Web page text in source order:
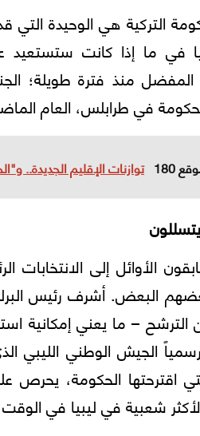
التركية هي الوحيدة التي
في ما إذا كانت ستستعيد
منذ فترة طويلة؛
في طرابلس، العام
180 توازنات الإقليم الجديدة..
البعض. أشرف رئيس
الترشح – ما يعني إمكانية
الجيش الوطني الليبي
اقترحتها الحكومة،
شعبية في ليبيا في الوقت